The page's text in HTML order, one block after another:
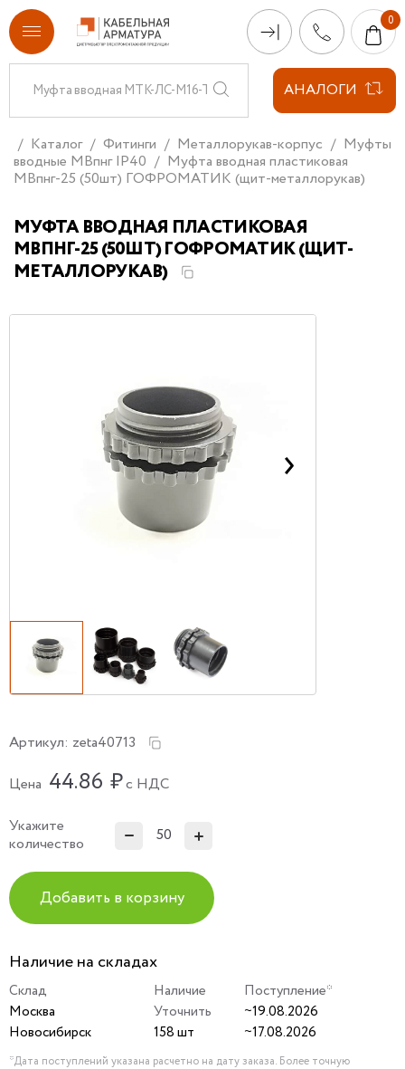
АНАЛОГИ
Каталог Фитинги Металлорукав-корпус
Муфты
вводные МВпнг IP40
Муфта вводная пластиковая
МВпнг-25 (50шт) ГОФРОМАТИК (щит-металлорукав)
МУФТА ВВОДНАЯ ПЛАСТИКОВАЯ
МВПНГ-25 (50ШТ) ГОФРОМАТИК (ЩИТ-
МЕТАЛЛОРУКАВ)
Артикул: zeta40713
Цена 44.86 ₽с НДС
Укажите
количество
Добавить в корзину
Наличие на складах
Склад Наличие
Поступление*
Москва
Уточнить
~19.08.2026
Новосибирск
158 шт ~17.08.2026
*Дата поступлений указана расчетно на дату заказа. Более точную